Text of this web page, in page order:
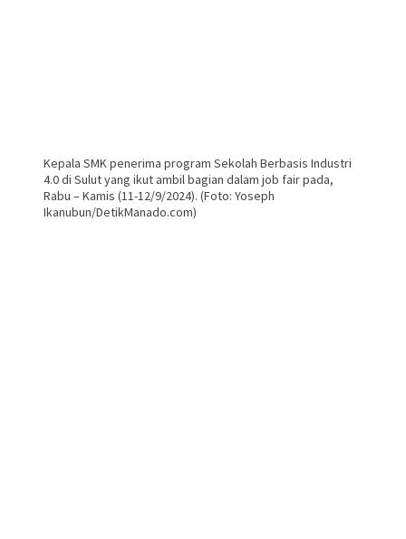
Kepala SMK penerima program Sekolah Berbasis Industri
4.0 di Sulut yang ikut ambil bagian dalam job fair pada,
Rabu – Kamis (11-12/9/2024). (Foto: Yoseph
Ikanubun/DetikManado.com)